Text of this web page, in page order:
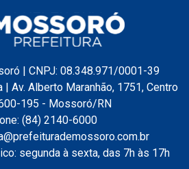
| CNPJ: 08.348.971/0001-39
Av. Alberto Maranhão, 1751, Centro
195 - Mossoró/RN
(84) 2140-6000
segunda à sexta, das 7h às 17h